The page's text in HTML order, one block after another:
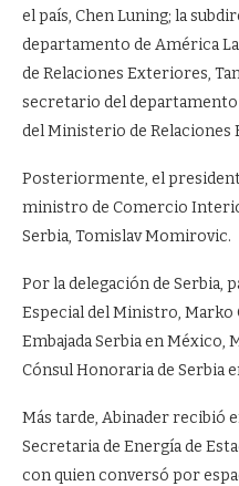
el país, Chen Luning; la
departamento de América
de Relaciones Exteriores,
secretario del departamento
del Ministerio de Relaciones
Posteriormente, el
ministro de Comercio
Serbia, Tomislav Momirovic.
Por la delegación de Serbia,
Especial del Ministro, Marko
Embajada Serbia en México,
Cónsul Honoraria de Serbia
Más tarde, Abinader recibió
Secretaria de Energía de
con quien conversó por